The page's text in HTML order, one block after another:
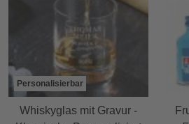
Personalisierbar
Whiskyglas mit Gravur -